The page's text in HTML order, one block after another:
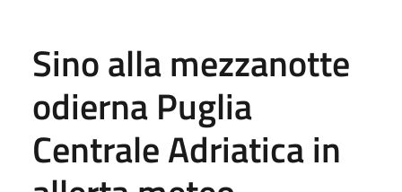
Sino alla mezzanotte
odierna Puglia
Centrale Adriatica in